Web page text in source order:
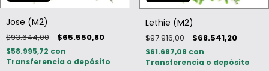
Jose (M2)
$93.644,00 $65.550,80
$58.995,72 con
Transferencia o depósito
Lethie (M2)
$97.916,00 $68.541,20
$61.687,08 con
Transferencia o depósito